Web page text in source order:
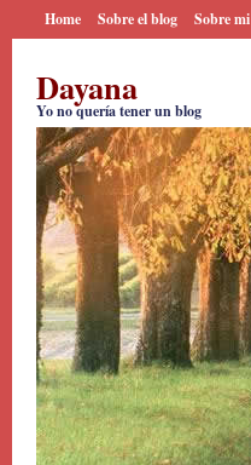
Home Sobre el blog Sobre mi
Dayana
Yo no quería tener un blog